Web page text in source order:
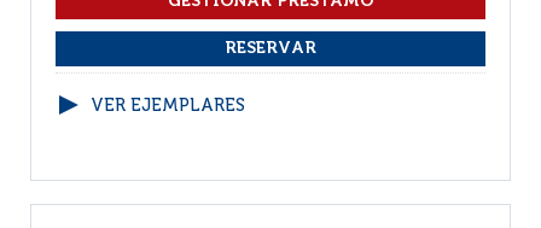
VER EJEMPLARES